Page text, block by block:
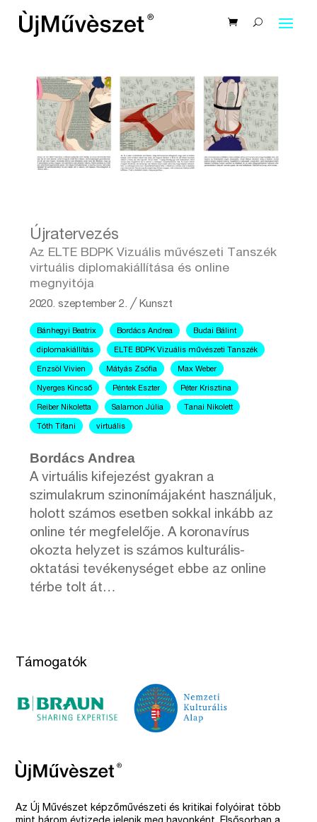
Újratervezés
Az ELTE BDPK Vizuális művészeti Tanszék
virtuális diplomakiállítása és online
megnyitója
2020. szeptember 2. ╱Kunszt
Bánhegyi Beatrix Bordács Andrea Budai Bálint
diplomakiállítás ELTE BDPK Vizuális művészeti Tanszék
Enzsöl Vivien Mátyás Zsófia Max Weber
Nyerges Kincső Péntek Eszter Péter Krisztina
Reiber Nikoletta Salamon Júlia Tanai Nikolett
Tóth Tifani virtuális
Bordács Andrea
A virtuális kifejezést gyakran a
szimulakrum szinonímájaként használjuk,
holott számos esetben sokkal inkább az
online tér megfelelője. A koronavírus
okozta helyzet is számos kulturális-
oktatási tevékenységet ebbe az online
térbe tolt át…
Támogatók
Az Új Művészet képzőművészeti és kritikai folyóirat több